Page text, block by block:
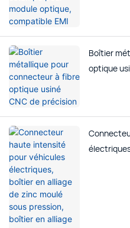
Boîtier
optique